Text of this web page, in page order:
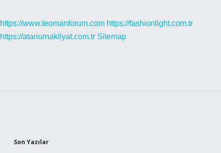
https://www.teomanforum.com https://fashionlight.com.tr
https://atanurnakliyat.com.tr Sitemap
Son Yazılar